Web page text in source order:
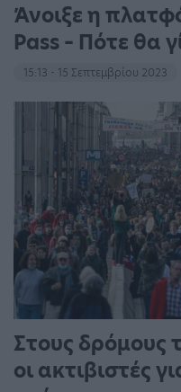
Άνοιξε η
Pass – Πότε θα
15:13 - 15 Σεπτεμβρίου 2023
Στους δρόμους
οι ακτιβιστές